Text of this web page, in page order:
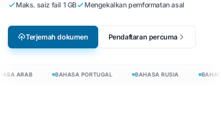
Maks. saiz fail 1 GB Mengekalkan pemformatan asal
Terjemah dokumen Pendaftaran percuma
ARAB BAHASA PORTUGAL BAHASA RUSIA